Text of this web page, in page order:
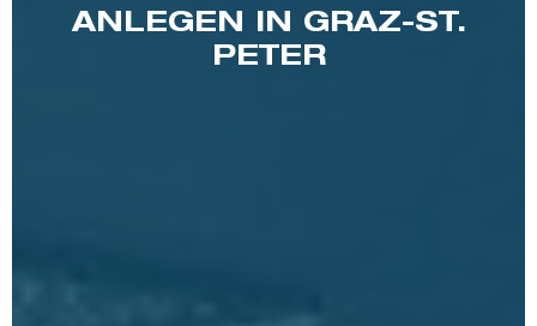
ANLEGEN IN GRAZ-ST.
PETER